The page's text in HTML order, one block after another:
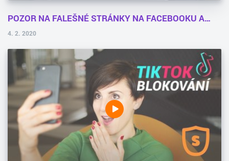
POZOR NA FALEŠNÉ STRÁNKY NA FACEBOOKU A…
4. 2. 2020